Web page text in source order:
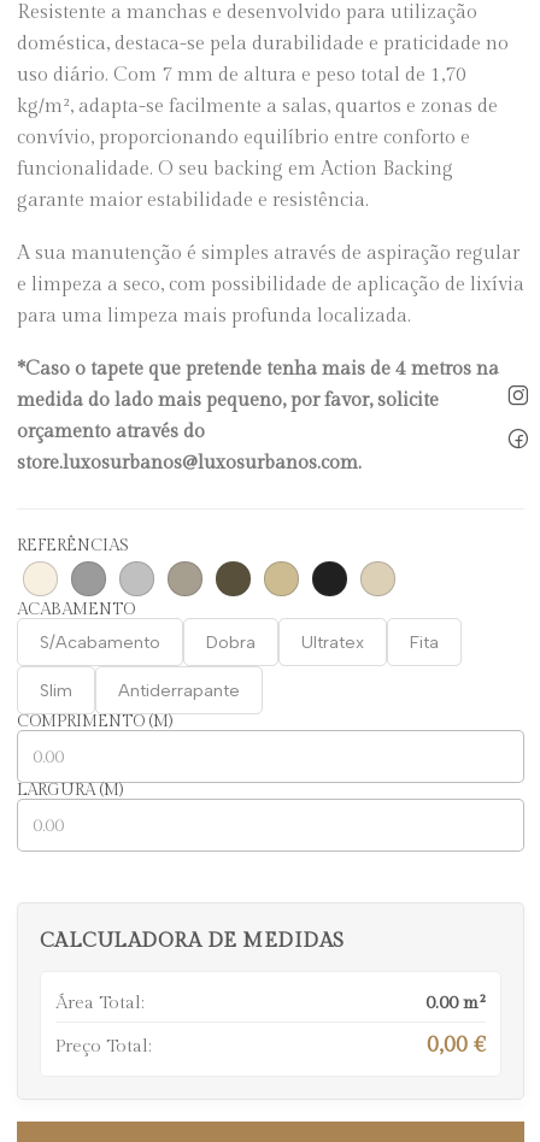
Resistente a manchas e desenvolvido para utilização
doméstica, destaca-se pela durabilidade e praticidade no
uso diário. Com 7 mm de altura e peso total de 1,70
kg/m², adapta-se facilmente a salas, quartos e zonas de
convívio, proporcionando equilíbrio entre conforto e
funcionalidade. O seu backing em Action Backing
garante maior estabilidade e resistência.
A sua manutenção é simples através de aspiração regular
e limpeza a seco, com possibilidade de aplicação de lixívia
para uma limpeza mais profunda localizada.
*Caso o tapete que pretende tenha mais de 4 metros na
medida do lado mais pequeno, por favor, solicite
orçamento através do
store.luxosurbanos@luxosurbanos.com.
REFERÊNCIAS
ACABAMENTO
S/Acabamento Dobra Ultratex Fita
Slim Antiderrapante
COMPRIMENTO (M)
LARGURA (M)
CALCULADORA DE MEDIDAS
Área Total: 0.00m²
Preço Total:
0,00 €